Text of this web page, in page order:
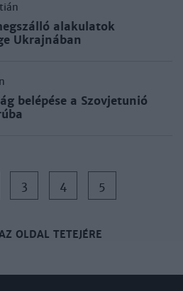
alakulatok
Ukrajnában
belépése a Szovjetunió
3 4 5
OLDAL TETEJÉRE